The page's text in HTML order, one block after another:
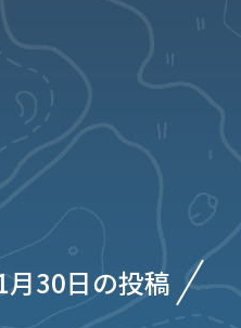
30日の投稿